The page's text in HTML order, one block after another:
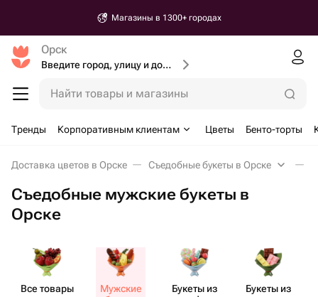
Магазины в 1300+ городах
Орск
Введите город, улицу и дом доставки
Найти товары и магазины
Тренды Корпоративным клиентам Цветы Бенто-торты
Доставка цветов в Орске Съедобные букеты в Орске
Съедобные мужские букеты в
Орске
Все товары
Мужские
Букеты из
Букеты из